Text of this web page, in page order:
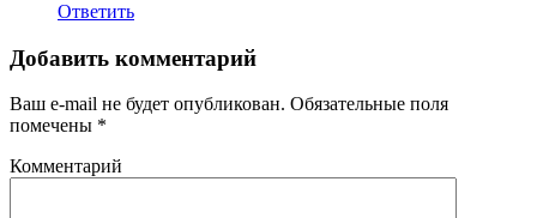
Ответить
Добавить комментарий
Ваш e-mail не будет опубликован. Обязательные поля
помечены *
Комментарий